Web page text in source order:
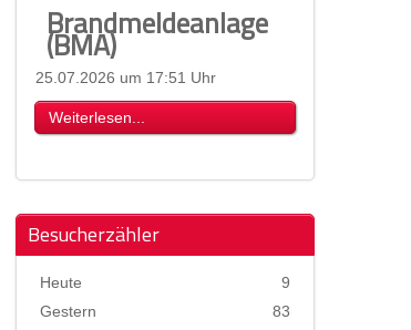
Brandmeldeanlage
(BMA)
25.07.2026 um 17:51 Uhr
Weiterlesen...
Besucherzähler
Heute
9
Gestern
83